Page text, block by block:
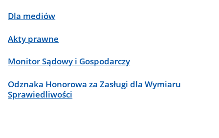
Dla mediów
Akty prawne
Monitor Sądowy i Gospodarczy
Odznaka Honorowa za Zasługi dla Wymiaru
Sprawiedliwości